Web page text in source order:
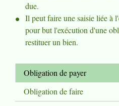
due.
Il peut faire une saisie liée à
pour but l'exécution d'une
restituer un bien.
Obligation de payer
Obligation de faire